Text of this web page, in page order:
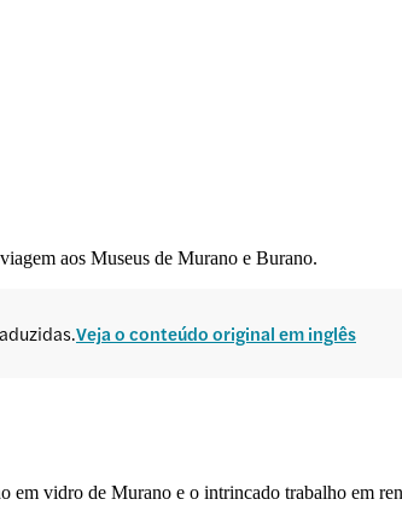
aos Museus de Murano e Burano.
Veja o conteúdo original em inglês
em vidro de Murano e o intrincado trabalho em